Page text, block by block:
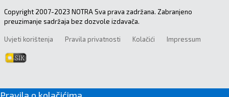
Copyright 2007-2023 NOTRA Sva prava zadržana. Zabranjeno
preuzimanje sadržaja bez dozvole izdavača.
Uvjeti korištenja Pravila privatnosti Kolačići Impressum